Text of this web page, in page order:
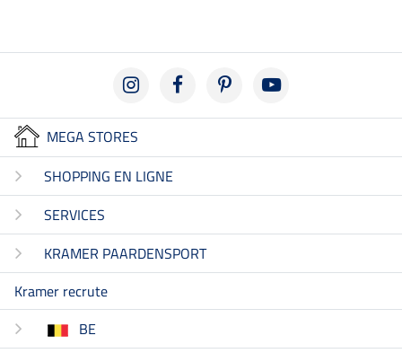
MEGA STORES
SHOPPING EN LIGNE
SERVICES
KRAMER PAARDENSPORT
Kramer recrute
BE